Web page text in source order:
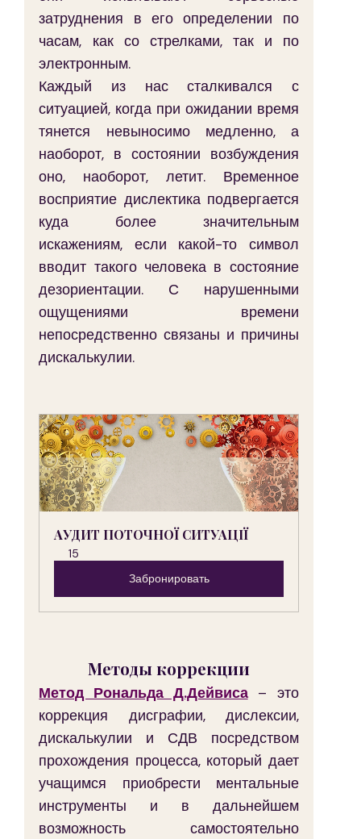
затруднения в его определении по
часам, как со стрелками, так и по
электронным.
Каждый из нас сталкивался с
ситуацией, когда при ожидании время
тянется невыносимо медленно, а
наоборот, в состоянии возбуждения
оно, наоборот, летит. Временное
восприятие дислектика подвергается
куда более значительным
искажениям, если какой-то символ
вводит такого человека в состояние
дезориентации. С нарушенными
ощущениями времени
непосредственно связаны и причины
дискалькулии.
АУДИТ ПОТОЧНОЇ СИТУАЦІЇ
15
Забронировать
Методы коррекции
Метод Рональда Д.Дейвиса – это
коррекция дисграфии, дислексии,
дискалькулии и СДВ посредством
прохождения процесса, который дает
учащимся приобрести ментальные
инструменты и в дальнейшем
возможность самостоятельно